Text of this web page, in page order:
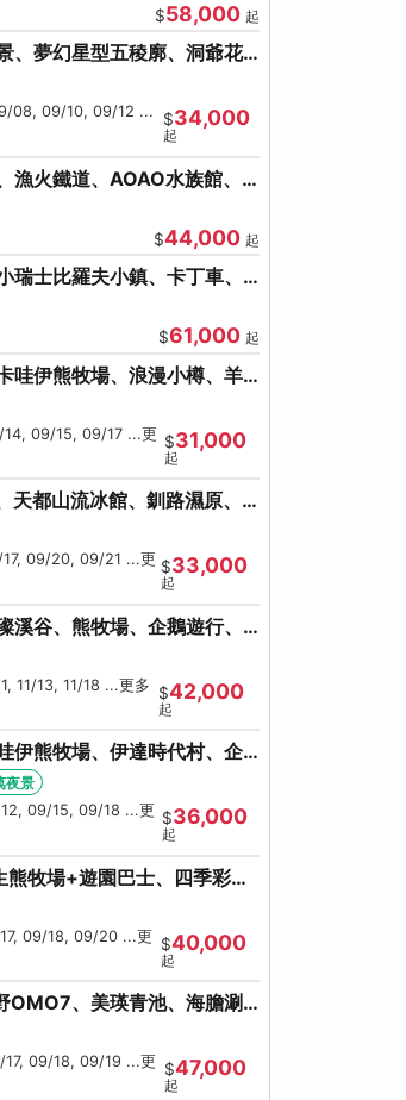
$58,000 起
、夢幻星型五稜廓、洞爺花
08, 09/10, 09/12 ...
$34,000
起
火鐵道、AOAO水族館、
$44,000 起
士比羅夫小鎮、卡丁車、
$61,000 起
哇伊熊牧場、浪漫小樽、羊
09/15, 09/17 ...更 $31,000
起
都山流冰館、釧路濕原、
09/20, 09/21 ...更 $33,000
起
谷、熊牧場、企鵝遊行、
11/13, 11/18 ...更多 $42,000
起
伊熊牧場、伊達時代村、企
漢堡
夜景
09/15, 09/18 ...更 $36,000
起
牧場+遊園巴士、四季彩の
09/18, 09/20 ...更 $40,000
起
OMO7、美瑛青池、海膽涮
09/18, 09/19 ...更 $47,000
起